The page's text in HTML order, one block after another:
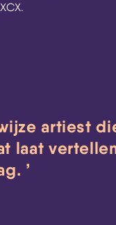
artiest
laat